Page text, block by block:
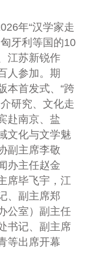
年“汉学家走
牙利等国的10
江苏新锐作
人 参加。期
本首发式、 “跨
研究、文化走
赴南京、盐
文化与文学魅
副主席李敬
办主任赵金
席毕飞宇，江
、副主席郑
公室）副主任
书记、副主席
等出席开幕